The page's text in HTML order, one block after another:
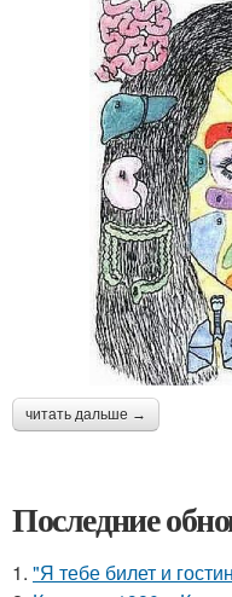
читать дальше →
Последние
1. "Я тебе билет и